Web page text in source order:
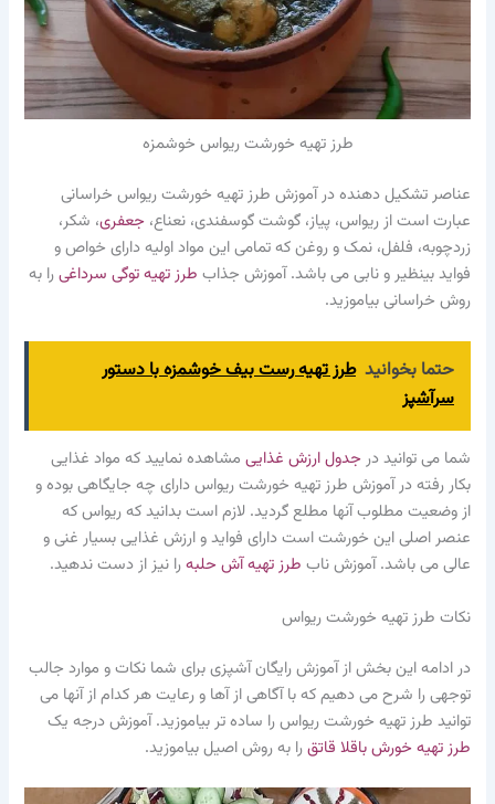
طرز تهیه خورشت ریواس خوشمزه
عناصر تشکیل دهنده در آموزش طرز تهیه خورشت ریواس خراسانی
عبارت است از ریواس، پیاز، گوشت گوسفندی، نعناع،جعفری، شکر،
زردچوبه، فلفل، نمک و روغن که تمامی این مواد اولیه دارای خواص و
فواید بینظیر و نابی می باشد. آموزش جذاب طرز تهیه توگی سرداغیرا به
روش خراسانی بیاموزید.
حتما بخوانید طرز تهیه رست بیف خوشمزه با دستور
سرآشپز
شما می توانید درجدول ارزش غذایی مشاهده نمایید که مواد غذایی
بکار رفته در آموزش طرز تهیه خورشت ریواس دارای چه جایگاهی بوده و
از وضعیت مطلوب آنها مطلع گردید. لازم است بدانید که ریواس که
عنصر اصلی این خورشت است دارای فواید و ارزش غذایی بسیار غنی و
عالی می باشد. آموزش ناب طرز تهیه آش حلبهرا نیز از دست ندهید.
نکات طرز تهیه خورشت ریواس
در ادامه این بخش از آموزش رایگان آشپزی برای شما نکات و موارد جالب
توجهی را شرح می دهیم که با آگاهی از آها و رعایت هر کدام از آنها می
توانید طرز تهیه خورشت ریواس را ساده تر بیاموزید. آموزش درجه یک
طرز تهیه خورش باقلا قاتقرا به روش اصیل بیاموزید.